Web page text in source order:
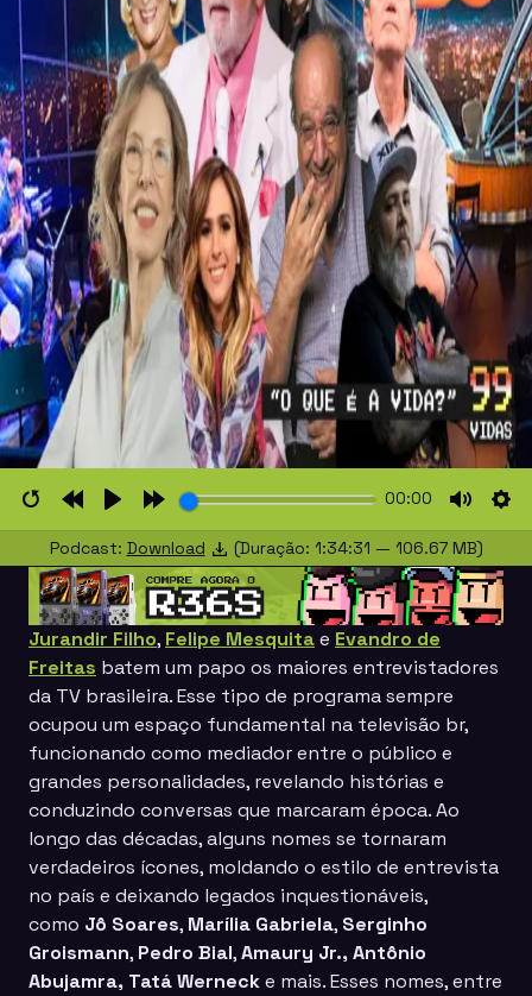
RestartRewind
10s
PlayForward
10s
00:00
Mute
Podcast: Download (Duração: 1:34:31 — 106.67 MB)
Jurandir Filho, Felipe Mesquitae Evandro de
Freitas batem um papo os maiores entrevistadores
da TV brasileira. Esse tipo de programa sempre
ocupou um espaço fundamental na televisão br,
funcionando como mediador entre o público e
grandes personalidades, revelando histórias e
conduzindo conversas que marcaram época. Ao
longo das décadas, alguns nomes se tornaram
verdadeiros ícones, moldando o estilo de entrevista
no país e deixando legados inquestionáveis,
como Jô Soares, Marília Gabriela, Serginho
Groismann, Pedro Bial,Amaury Jr., Antônio
Abujamra, Tatá Wernecke mais. Esses nomes, entre